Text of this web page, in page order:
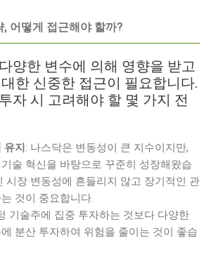
, 어떻게 접근해야 할까?
양한 변수에 의해 영향을 받고
한 신중한 접근이 필요합니다.
자 시 고려해야 할 몇 가지 전
지 : 나스닥은 변동성이 큰 지수이지만,
술 혁신을 바탕으로 꾸준히 성장해왔습
시장 변동성에 흔들리지 않고 장기적인 관
것이 중요합니다.
기술주에 집중 투자하는 것보다 다양한
분산 투자하여 위험을 줄이는 것이 좋습